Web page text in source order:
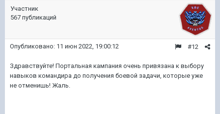
Участник
567 публикаций
#12
Опубликовано: 11 июн 2022, 19:00:12
Здравствуйте! Портальная кампания очень привязана к выбору
навыков командира до получения боевой задачи, которые уже
не отменишь! Жаль.